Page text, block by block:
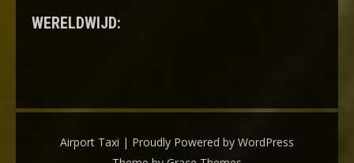
WERELDWIJD:
Airport Taxi | Proudly Powered by WordPress